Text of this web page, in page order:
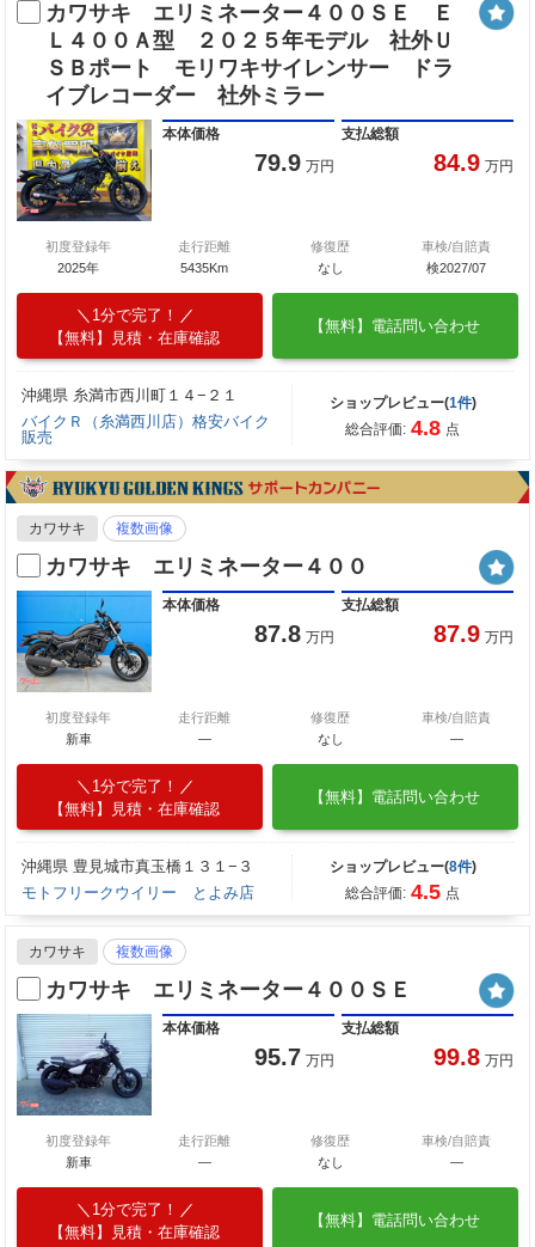
カワサキ エリミネーター４００ＳＥ Ｅ
Ｌ４００Ａ型 ２０２５年モデル 社外Ｕ
ＳＢポート モリワキサイレンサー ドラ
イブレコーダー 社外ミラー
本体価格
79.9 万円
支払総額
84.9 万円
初度登録年
2025年
走行距離
5435Km
修復歴
なし
車検/自賠責
検2027/07
1分で完了！
【無料】見積・在庫確認
【無料】電話問い合わせ
沖縄県 糸満市西川町１４−２１
バイクＲ（糸満西川店）格安バイク
販売
ショップレビュー(1件)
総合評価: 4.8 点
カワサキ 複数画像
カワサキ エリミネーター４００
本体価格
87.8 万円
支払総額
87.9 万円
初度登録年
新車
走行距離
—
修復歴
なし
車検/自賠責
―
1分で完了！
【無料】見積・在庫確認
【無料】電話問い合わせ
沖縄県 豊見城市真玉橋１３１−３
モトフリークウイリー とよみ店
ショップレビュー(8件)
総合評価: 4.5 点
カワサキ 複数画像
カワサキ エリミネーター４００ＳＥ
本体価格
95.7 万円
支払総額
99.8 万円
初度登録年
新車
走行距離
—
修復歴
なし
車検/自賠責
―
1分で完了！
【無料】見積・在庫確認
【無料】電話問い合わせ